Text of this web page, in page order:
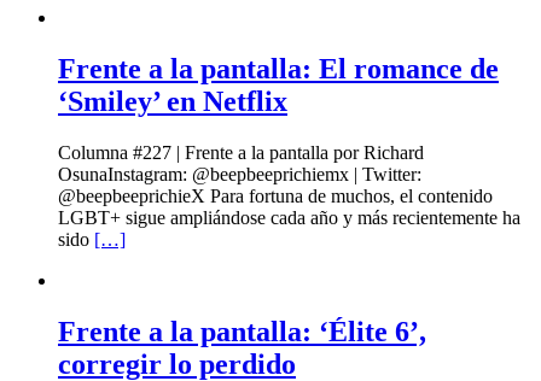
Frente a la pantalla: El romance de
‘Smiley’ en Netflix
Columna #227 | Frente a la pantalla por Richard
OsunaInstagram: @beepbeeprichiemx | Twitter:
@beepbeeprichieX Para fortuna de muchos, el contenido
LGBT+ sigue ampliándose cada año y más recientemente ha
sido […]
Frente a la pantalla: ‘Élite 6’,
corregir lo perdido